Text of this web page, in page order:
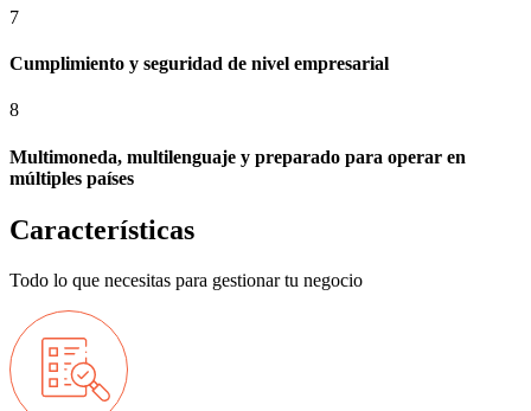
7
Cumplimiento y seguridad de nivel empresarial
8
Multimoneda, multilenguaje y preparado para operar en
múltiples países
Características
Todo lo que necesitas para gestionar tu negocio